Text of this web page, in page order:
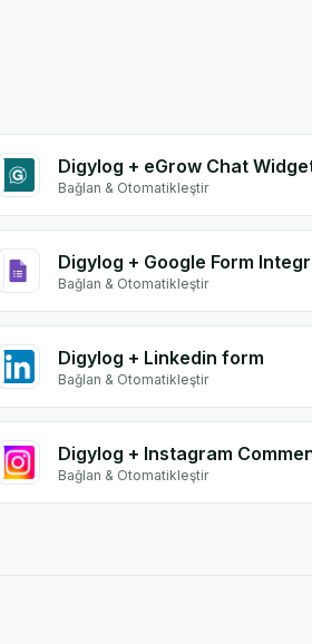
Digylog + eGrow Chat
Bağlan & Otomatikleştir
Bağlan & Otomatikleştir
Digylog + Linkedin form
Bağlan & Otomatikleştir
Digylog + Instagram
Bağlan & Otomatikleştir